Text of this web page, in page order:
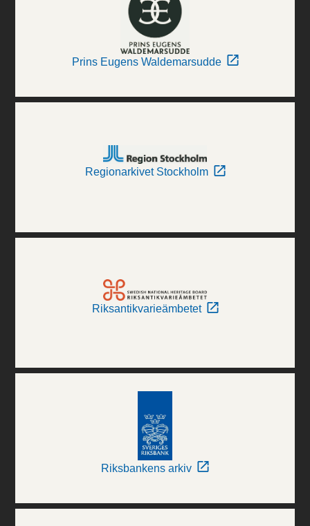
Prins Eugens Waldemarsudde
Regionarkivet Stockholm
Riksantikvarieämbetet
Riksbankens arkiv